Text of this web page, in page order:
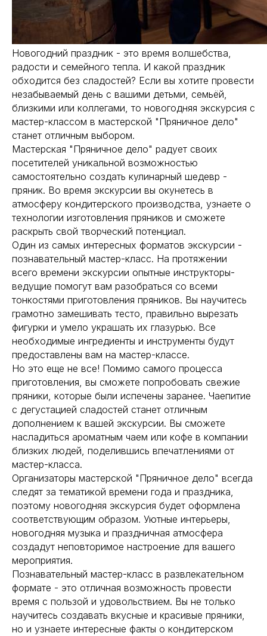
Новогодний праздник - это время волшебства,
радости и семейного тепла. И какой праздник
обходится без сладостей? Если вы хотите провести
незабываемый день с вашими детьми, семьёй,
близкими или коллегами, то новогодняя экскурсия с
мастер-классом в мастерской "Пряничное дело"
станет отличным выбором.
Мастерская "Пряничное дело" радует своих
посетителей уникальной возможностью
самостоятельно создать кулинарный шедевр -
пряник. Во время экскурсии вы окунетесь в
атмосферу кондитерского производства, узнаете о
технологии изготовления пряников и сможете
раскрыть свой творческий потенциал.
Один из самых интересных форматов экскурсии -
познавательный мастер-класс. На протяжении
всего времени экскурсии опытные инструкторы-
ведущие помогут вам разобраться со всеми
тонкостями приготовления пряников. Вы научитесь
грамотно замешивать тесто, правильно вырезать
фигурки и умело украшать их глазурью. Все
необходимые ингредиенты и инструменты будут
предоставлены вам на мастер-классе.
Но это еще не все! Помимо самого процесса
приготовления, вы сможете попробовать свежие
пряники, которые были испечены заранее. Чаепитие
с дегустацией сладостей станет отличным
дополнением к вашей экскурсии. Вы сможете
насладиться ароматным чаем или кофе в компании
близких людей, поделившись впечатлениями от
мастер-класса.
Организаторы мастерской "Пряничное дело" всегда
следят за тематикой времени года и праздника,
поэтому новогодняя экскурсия будет оформлена
соответствующим образом. Уютные интерьеры,
новогодняя музыка и праздничная атмосфера
создадут неповторимое настроение для вашего
мероприятия.
Познавательный мастер-класс в развлекательном
формате - это отличная возможность провести
время с пользой и удовольствием. Вы не только
научитесь создавать вкусные и красивые пряники,
но и узнаете интересные факты о кондитерском